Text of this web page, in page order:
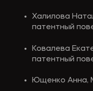
Халилова
патентный
Ковалева
патентный
Ющенко Анна,